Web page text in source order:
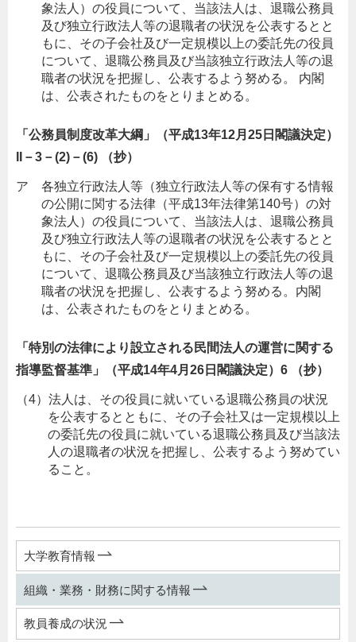
象法人）の役員について、当該法人は、退職公務員
及び独立行政法人等の退職者の状況を公表するとと
もに、その子会社及び一定規模以上の委託先の役員
について、退職公務員及び当該独立行政法人等の退
職者の状況を把握し、公表するよう努める。 内閣
は、公表されたものをとりまとめる。
「公務員制度改革大綱」（平成13年12月25日閣議決定）
II－3－(2)－(6) （抄）
ア 各独立行政法人等（独立行政法人等の保有する情報
の公開に関する法律（平成13年法律第140号）の対
象法人）の役員について、当該法人は、退職公務員
及び独立行政法人等の退職者の状況を公表するとと
もに、その子会社及び一定規模以上の委託先の役員
について、退職公務員及び当該独立行政法人等の退
職者の状況を把握し、公表するよう努める。内閣
は、公表されたものをとりまとめる。
「特別の法律により設立される民間法人の運営に関する
指導監督基準」（平成14年4月26日閣議決定）6 （抄）
（4）法人は、その役員に就いている退職公務員の状況
を公表するとともに、その子会社又は一定規模以上
の委託先の役員に就いている退職公務員及び当該法
人の退職者の状況を把握し、公表するよう努めてい
ること。
大学教育情報
組織・業務・財務に関する情報
教員養成の状況